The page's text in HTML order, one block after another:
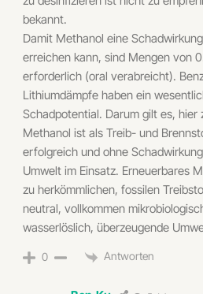
bekannt.
Damit Methanol eine
erreichen kann, sind Mengen von
erforderlich (oral verabreicht).
Lithiumdämpfe haben ein
Schadpotential. Darum gilt es, hier
Methanol ist als Treib- und
erfolgreich und ohne
Umwelt im Einsatz. Erneuerbares
zu herkömmlichen, fossilen
neutral, vollkommen
wasserlöslich, überzeugende
0 Antworten